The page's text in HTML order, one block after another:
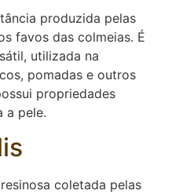
produzida pelas
favos das colmeias. É
utilizada na
pomadas e outros
propriedades
a pele.
coletada pelas